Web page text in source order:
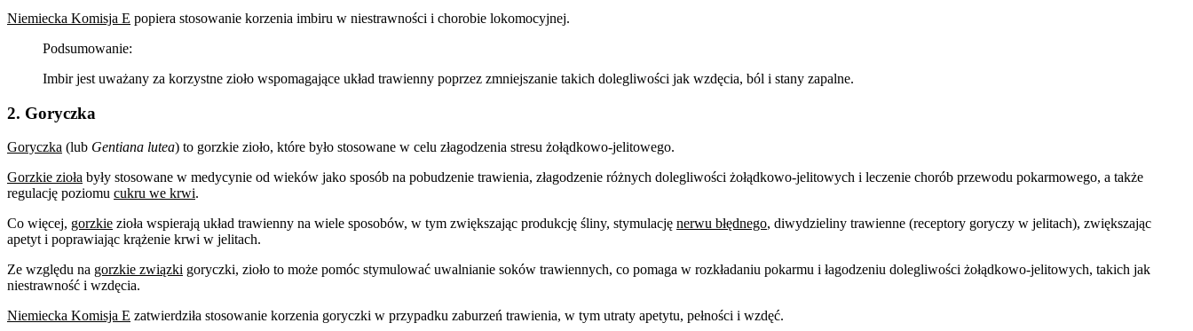
Niemiecka Komisja E popiera stosowanie korzenia imbiru w niestrawności i chorobie lokomocyjnej.
Podsumowanie:
Imbir jest uważany za korzystne zioło wspomagające układ trawienny poprzez zmniejszanie takich dolegliwości jak wzdęcia, ból i stany zapalne.
2. Goryczka
Goryczka (lub Gentiana lutea) to gorzkie zioło, które było stosowane w celu złagodzenia stresu żołądkowo-jelitowego.
Gorzkie zioła były stosowane w medycynie od wieków jako sposób na pobudzenie trawienia, złagodzenie różnych dolegliwości żołądkowo-jelitowych i leczenie chorób przewodu pokarmowego, a także
regulację poziomu cukru we krwi.
Co więcej, gorzkie zioła wspierają układ trawienny na wiele sposobów, w tym zwiększając produkcję śliny, stymulację nerwu błędnego, diwydzieliny trawienne (receptory goryczy w jelitach), zwiększając
apetyt i poprawiając krążenie krwi w jelitach.
Ze względu na gorzkie związki goryczki, zioło to może pomóc stymulować uwalnianie soków trawiennych, co pomaga w rozkładaniu pokarmu i łagodzeniu dolegliwości żołądkowo-jelitowych, takich jak
niestrawność i wzdęcia.
Niemiecka Komisja E zatwierdziła stosowanie korzenia goryczki w przypadku zaburzeń trawienia, w tym utraty apetytu, pełności i wzdęć.